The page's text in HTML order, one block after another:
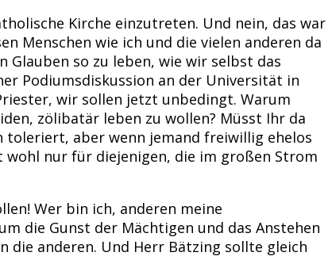
Kirche einzutreten. Und nein, das war
Menschen wie ich und die vielen anderen da
Glauben so zu leben, wie wir selbst das
Podiumsdiskussion an der Universität in
wir sollen jetzt unbedingt. Warum
zölibatär leben zu wollen? Müsst Ihr da
toleriert, aber wenn jemand freiwillig ehelos
nur für diejenigen, die im großen Strom
Wer bin ich, anderen meine
die Gunst der Mächtigen und das Anstehen
die anderen. Und Herr Bätzing sollte gleich